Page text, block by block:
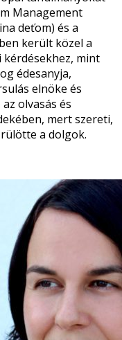
Management
deťom) és a
került közel a
mint
édesanyja,
elnöke és
olvasás és
mert szereti,
a dolgok.